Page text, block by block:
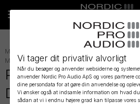
Vi tager dit privatliv alvorligt
Når du besøger og anvender websiderne og
anvender Nordic Pro Audio ApS og vores partnere
dine persondata for at gøre din anvendelse og
Vi ønsker også at indsamle information om hvad
sådan at vi i endnu højere grad kan tilpasse vores
MIKROFON TILBEHØR
MONTERING»
Protonorth -
DPA 4060 - Sixpack